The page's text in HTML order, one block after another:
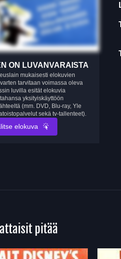
ON LUVANVARAISTA
mukaisesti elokuvien
tarvitaan voimassa oleva
luvilla esität elokuvia
yksityiskäyttöön
(mm. DVD, Blu-ray, Yle
sekä tv-tallenteet).
elokuva
pitää